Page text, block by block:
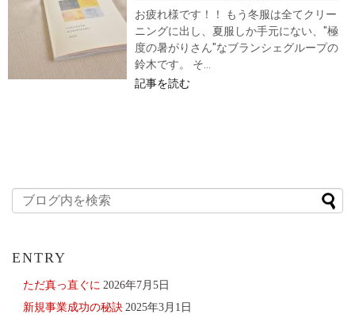
お疲れ様です！！ もう冬服は全てクリー
ニングに出し、夏服しか手元にない、"極
度の暑がりさん"なブランシェグループの
鈴木です。 そ...
記事を読む
ENTRY
ただ真っ直ぐに 2026年7月5日
新規事業成功の秘訣 2025年3月1日